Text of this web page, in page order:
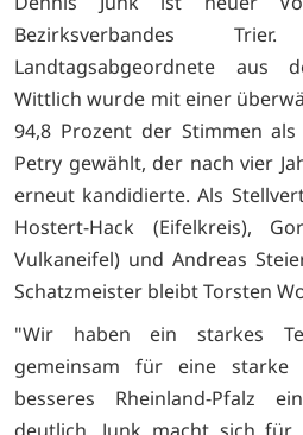
Bezirksverbandes
Landtagsabgeordnete aus
Wittlich wurde mit einer
94,8 Prozent der Stimmen
Petry gewählt, der nach vier
erneut kandidierte. Als
Hostert-Hack (Eifelkreis),
Vulkaneifel) und Andreas
Schatzmeister bleibt Torsten
"Wir haben ein starkes
gemeinsam für eine
besseres Rheinland-Pfalz